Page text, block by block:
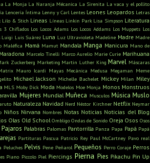
La Monja La Naranja Mécanica La Sirenita La vaca y el pollito
Lencería Íntima Lenny y Carl Lentes Leones Leopardos Letras
Lilo & Stich Lineas Líneas Linkin Park Lisa Simpson Literatura
3 Chiflados Los Locos Adams Los Locos Addams Los Muppets Los
Luigi Luis Suárez Luna Luz Ultravioleta Madeline Madre Madre
Maléfica Mamá Mamut Mandala Manga Manicura Mano de
Maradona Marcelo Tinelli Marco Aurelio Marie Curie Marihuana
Zuckerberg Marketing Martin Luther King Marvel Máscaras
Mauro Icardi Mayas Mecánica Medusa Megaman Meme
Michael Jackson Michelle Bachelet Mickey Milan Miley
MLS Moby Dick Moda Modelos Moe Monja Monos Monstruos
Mujeres Mundial Muñeca Musculos Música Muslo
Naturaleza Navidad Nerd Néstor Kirchner Netflix Neymar
Niños Nirvana Nombres Notas Noticias Noticias del Blog
Olas Old School Ombligo Ondas de Sonido Oreja Osos Osos
Pajaros Palabras Palomas Pantorrilla Panza Papa Papá Papá
Partituras Pascua Patricio Rey Paul McCartney Pavo real
Peluches Pelvis Pene Peñarol Pequeños Perro Coraje Perros
Piano Piccolo Piel Piercings Pierna Pies Pikachu Pin Up